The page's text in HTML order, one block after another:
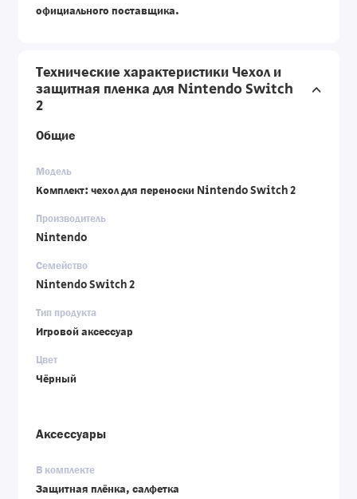
официального поставщика.
Технические характеристики Чехол и
защитная пленка для Nintendo Switch
2
Общие
Модель
Комплект: чехол для переноски Nintendo Switch 2
Производитель
Nintendo
Семейство
Nintendo Switch 2
Тип продукта
Игровой аксессуар
Цвет
Чёрный
Аксессуары
В комплекте
Защитная плёнка, салфетка